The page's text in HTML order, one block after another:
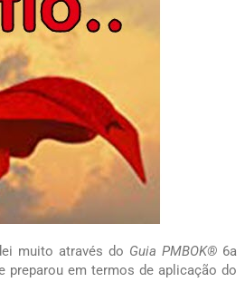
muito através do Guia PMBOK® 6a
preparou em termos de aplicação do